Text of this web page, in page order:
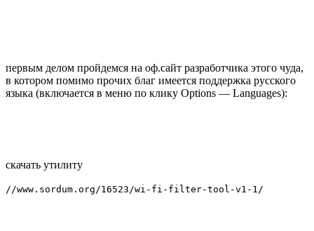
первым делом пройдемся на оф.сайт разработчика этого чуда,
в котором помимо прочих благ имеется поддержка русского
языка (включается в меню по клику Options — Languages):
скачать утилиту
//www.sordum.org/16523/wi-fi-filter-tool-v1-1/